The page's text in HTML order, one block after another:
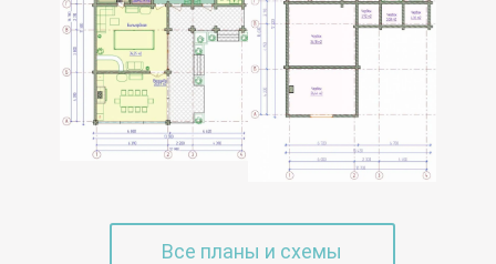
Все планы и схемы